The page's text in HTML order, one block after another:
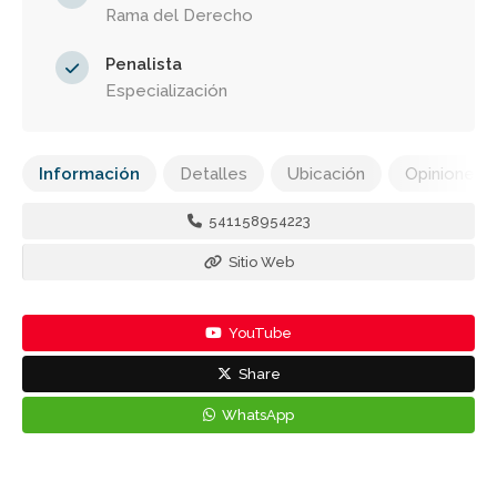
Rama del Derecho
Penalista
Especialización
Información Detalles Ubicación Opiniones
541158954223
Sitio Web
YouTube
Share
WhatsApp